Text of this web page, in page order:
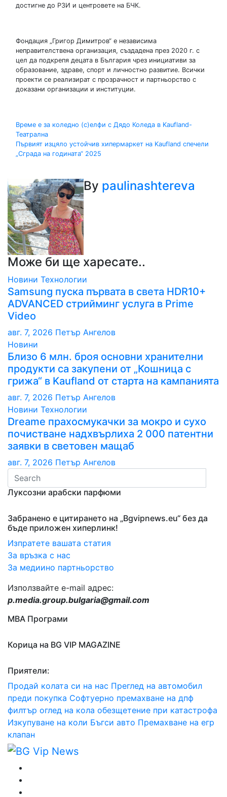
достигне до РЗИ и центровете на БЧК.
Фондация „Григор Димитров“ е независима
неправителствена организация, създадена през 2020 г. с
цел да подкрепя децата в България чрез инициативи за
образование, здраве, спорт и личностно развитие. Всички
проекти се реализират с прозрачност и партньорство с
доказани организации и институции.
Навигация
Време е за коледно (с)елфи с Дядо Коледа в Kaufland-
Театрална
Първият изцяло устойчив хипермаркет на Kaufland спечели
„Сграда на годината“ 2025
By paulinashtereva
Може би ще харесате..
Новини Технологии
Samsung пуска първата в света HDR10+
ADVANCED стрийминг услуга в Prime
Video
авг. 7, 2026 Петър Ангелов
Новини
Близо 6 млн. броя основни хранителни
продукти са закупени от „Кошница с
грижа“ в Kaufland от старта на кампанията
авг. 7, 2026 Петър Ангелов
Новини Технологии
Dreame прахосмукачки за мокро и сухо
почистване надхвърлиха 2 000 патентни
заявки в световен мащаб
авг. 7, 2026 Петър Ангелов
Луксозни арабски парфюми
Забранено е цитирането на „Bgvipnews.eu“ без да
бъде приложен хиперлинк!
Изпратете вашата статия
За връзка с нас
За медиино партньорство
Използвайте e-mail адрес:
p.media.group.bulgaria@gmail.com
МВА Програми
Корица на BG VIP MAGAZINE
Приятели:
Продай колата си на нас Преглед на автомобил
преди покупка Софтуерно премахване на дпф
филтър оглед на кола обезщетение при катастрофа
Изкупуване на коли Бъгси авто Премахване на егр
клапан